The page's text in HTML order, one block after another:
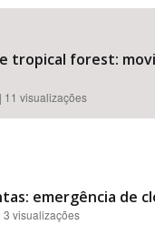
tropical forest:
| 11 visualizações
emergência de
| 3 visualizações